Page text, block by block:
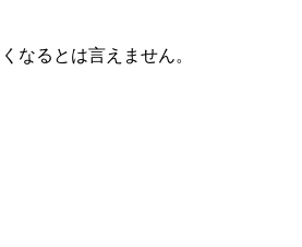
なるとは言えません。